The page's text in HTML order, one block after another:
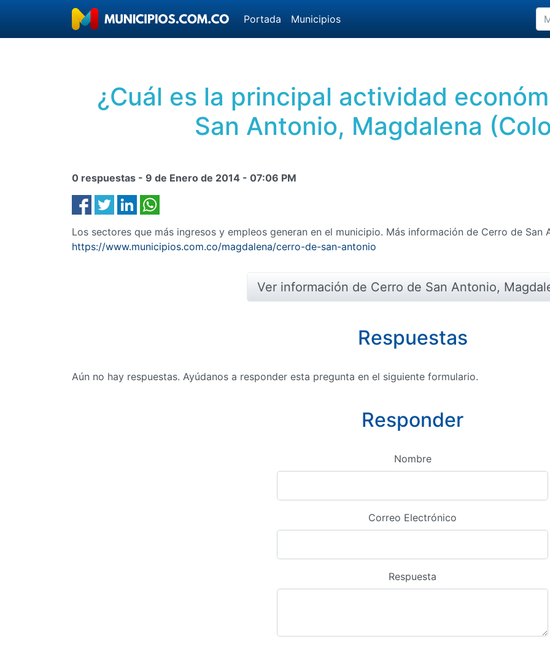
Portada Municipios
¿Cuál es la principal actividad
San Antonio, Magdalena
0 respuestas - 9 de Enero de 2014 - 07:06 PM
Los sectores que más ingresos y empleos generan en el municipio. Más información de Cerro de San
https://www.municipios.com.co/magdalena/cerro-de-san-antonio
Ver información de Cerro de San Antonio,
Respuestas
Aún no hay respuestas. Ayúdanos a responder esta pregunta en el siguiente formulario.
Responder
Nombre
Correo Electrónico
Respuesta